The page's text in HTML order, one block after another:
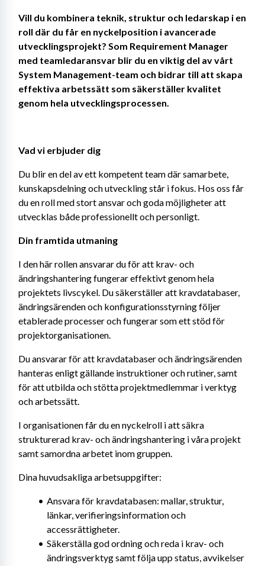
Vill du kombinera teknik, struktur och ledarskap i en
roll där du får en nyckelposition i avancerade
utvecklingsprojekt? Som Requirement Manager
med teamledaransvar blir du en viktig del av vårt
System Management-team och bidrar till att skapa
effektiva arbetssätt som säkerställer kvalitet
genom hela utvecklingsprocessen.
Vad vi erbjuder dig
Du blir en del av ett kompetent team där samarbete,
kunskapsdelning och utveckling står i fokus. Hos oss får
du en roll med stort ansvar och goda möjligheter att
utvecklas både professionellt och personligt.
Din framtida utmaning
I den här rollen ansvarar du för att krav- och
ändringshantering fungerar effektivt genom hela
projektets livscykel. Du säkerställer att kravdatabaser,
ändringsärenden och konfigurationsstyrning följer
etablerade processer och fungerar som ett stöd för
projektorganisationen.
Du ansvarar för att kravdatabaser och ändringsärenden
hanteras enligt gällande instruktioner och rutiner, samt
för att utbilda och stötta projektmedlemmar i verktyg
och arbetssätt.
I organisationen får du en nyckelroll i att säkra
strukturerad krav- och ändringshantering i våra projekt
samt samordna arbetet inom gruppen.
Dina huvudsakliga arbetsuppgifter:
Ansvara för kravdatabasen: mallar, struktur,
länkar, verifieringsinformation och
accessrättigheter.
Säkerställa god ordning och reda i krav- och
ändringsverktyg samt följa upp status, avvikelser